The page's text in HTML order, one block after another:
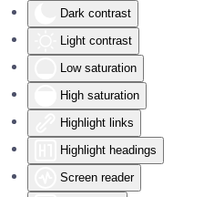
Dark contrast
Light contrast
Low saturation
High saturation
Highlight links
Highlight headings
Screen reader